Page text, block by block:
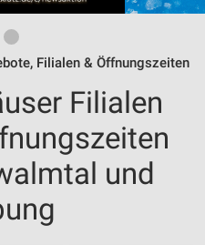
Filialen & Öffnungszeiten
Filialen
und